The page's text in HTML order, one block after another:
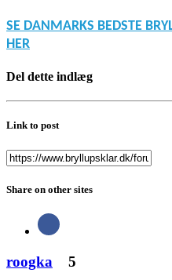
SE DANMARKS BEDSTE
HER
Del dette indlæg
Link to post
Share on other sites
roogka 5